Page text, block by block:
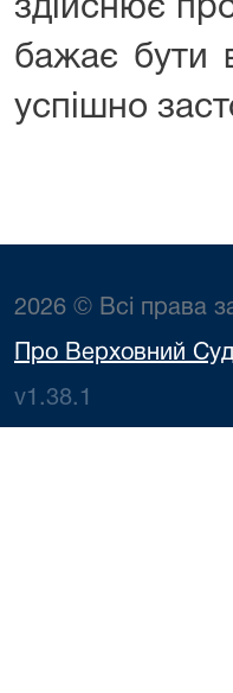
здійснює
бажає бути
успішно
2026 © Всі права
Про Верховний Суд
v1.38.1